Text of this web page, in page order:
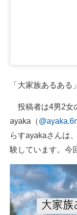
「大家族あるある」
投稿者は4男2女
ayaka（
らすayakaさんは
験しています。今